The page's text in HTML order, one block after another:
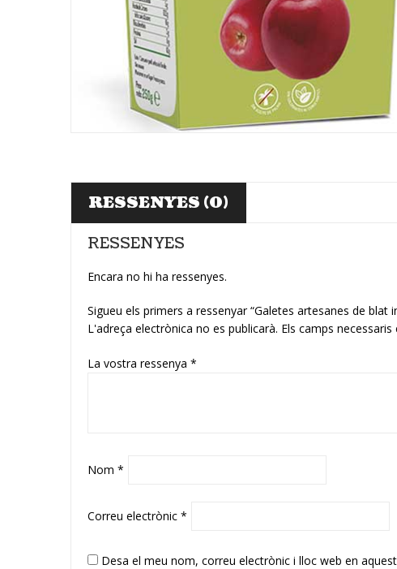
RESSENYES (0)
RESSENYES
Encara no hi ha ressenyes.
Sigueu els primers a ressenyar “Galetes artesanes de blat
L'adreça electrònica no es publicarà. Els camps
La vostra ressenya *
Nom *
Correu electrònic *
Desa el meu nom, correu electrònic i lloc web en